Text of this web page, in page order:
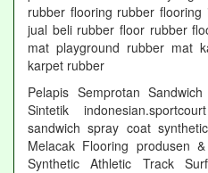
rubber flooring rubber
jual beli rubber floor rubber
mat playground rubber mat
karpet rubber
Pelapis Semprotan
Sintetik
sandwich spray coat
Melacak Flooring produsen
Synthetic Athletic Track